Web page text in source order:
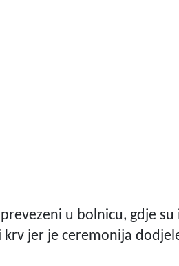
u bolnicu, gdje
jer je ceremonija